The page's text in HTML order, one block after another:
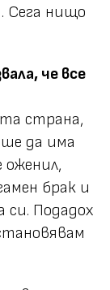
Сега нищо
че все
страна,
да има
оженил,
брак и
си. Подадох